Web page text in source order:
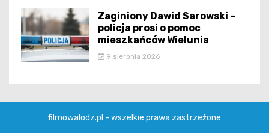
Zaginiony Dawid Sarowski –
policja prosi o pomoc
mieszkańców Wielunia
9 sierpnia 2026
filmowalodz.pl - wszelkie prawa zastrzeżone